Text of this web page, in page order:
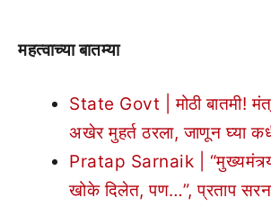
महत्वाच्या बातम्या
State Govt | मोठी बातमी!
अखेर मुहर्त ठरला, जाणून घ्या
Pratap Sarnaik |
खोके दिलेत, पण…”, प्रताप